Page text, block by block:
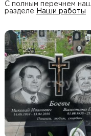
С полным перечнем
разделе
Наши работы